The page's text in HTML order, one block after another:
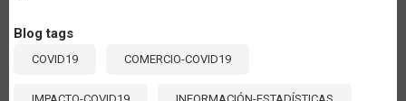
Blog tags
COVID19 COMERCIO-COVID19